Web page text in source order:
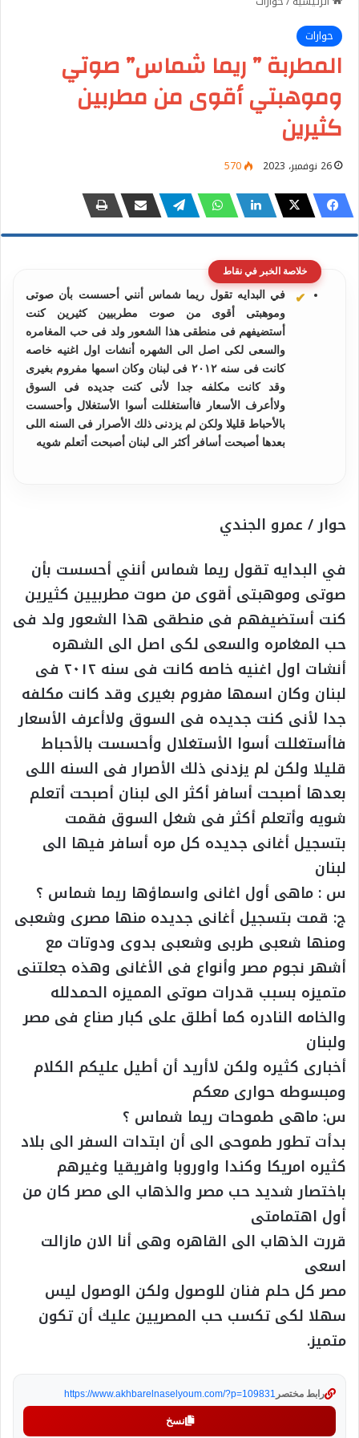
حوارات
المطربة ” ريما شماس” صوتي
وموهبتي أقوى من مطربين
كثيرين
26 نوفمبر، 2023 570
خلاصة الخبر في نقاط
في البدايه تقول ريما شماس أنني أحسست بأن صوتى
وموهبتى أقوى من صوت مطربيين كثيرين كنت
أستضيفهم فى منطقى هذا الشعور ولد فى حب المغامره
والسعى لكى اصل الى الشهره أنشات اول اغنيه خاصه
كانت فى سنه ٢٠١٢ فى لبنان وكان اسمها مفروم بغيرى
وقد كانت مكلفه جدا لأنى كنت جديده فى السوق
ولاأعرف الأسعار فاأستغللت أسوا الأستغلال وأحسست
بالأحباط قليلا ولكن لم يزدنى ذلك الأصرار فى السنه اللى
بعدها أصبحت أسافر أكثر الى لبنان أصبحت أتعلم شويه
حوار / عمرو الجندي
في البدايه تقول ريما شماس أنني أحسست بأن
صوتى وموهبتى أقوى من صوت مطربيين كثيرين
كنت أستضيفهم فى منطقى هذا الشعور ولد فى
حب المغامره والسعى لكى اصل الى الشهره
أنشات اول اغنيه خاصه كانت فى سنه ٢٠١٢ فى
لبنان وكان اسمها مفروم بغيرى وقد كانت مكلفه
جدا لأنى كنت جديده فى السوق ولاأعرف الأسعار
فاأستغللت أسوا الأستغلال وأحسست بالأحباط
قليلا ولكن لم يزدنى ذلك الأصرار فى السنه اللى
بعدها أصبحت أسافر أكثر الى لبنان أصبحت أتعلم
شويه وأتعلم أكثر فى شغل السوق فقمت
بتسجيل أغانى جديده كل مره أسافر فيها الى
لبنان
س : ماهى أول اغانى واسماؤها ريما شماس ؟
ج: قمت بتسجيل أغانى جديده منها مصرى وشعبى
ومنها شعبى طربى وشعبى بدوى ودوتات مع
أشهر نجوم مصر وأنواع فى الأغانى وهذه جعلتنى
متميزه بسبب قدرات صوتى المميزه الحمدلله
والخامه النادره كما أطلق على كبار صناع فى مصر
ولبنان
أخبارى كثيره ولكن لاأريد أن أطيل عليكم الكلام
ومبسوطه حوارى معكم
س: ماهى طموحات ريما شماس ؟
بدأت تطور طموحى الى أن ابتدات السفر الى بلاد
كثيره امريكا وكندا واوروبا وافريقيا وغيرهم
باختصار شديد حب مصر والذهاب الى مصر كان من
أول اهتمامتى
قررت الذهاب الى القاهره وهى أنا الان مازالت
اسعى
مصر كل حلم فنان للوصول ولكن الوصول ليس
سهلا لكى تكسب حب المصريين عليك أن تكون
متميز.
رابط مختصر https://www.akhbarelnaselyoum.com/?p=109831
نسخ